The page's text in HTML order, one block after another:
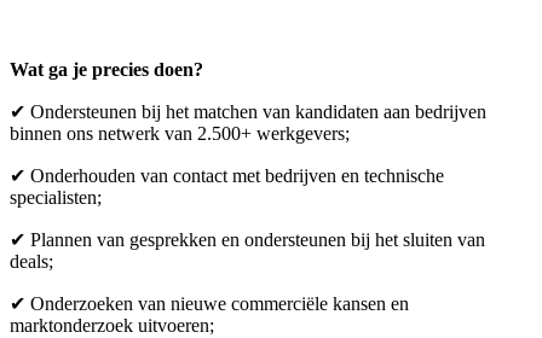
Wat ga je precies doen?
✔ Ondersteunen bij het matchen van kandidaten aan bedrijven
binnen ons netwerk van 2.500+ werkgevers;
✔ Onderhouden van contact met bedrijven en technische
specialisten;
✔ Plannen van gesprekken en ondersteunen bij het sluiten van
deals;
✔ Onderzoeken van nieuwe commerciële kansen en
marktonderzoek uitvoeren;